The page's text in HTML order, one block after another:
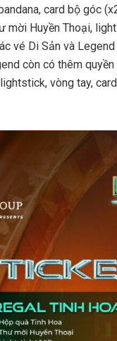
card bộ góc
mời Huyền Thoại,
vé Di Sản và
còn có thêm
vòng tay,